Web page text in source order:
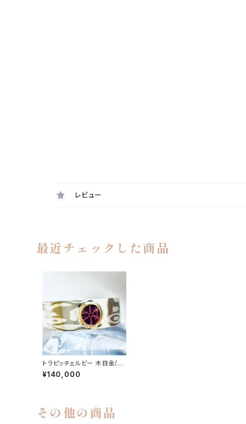
レビュー
最近チェックした商品
トラピッチェルビー 木目金/k1
8 石付きシルバーリング | 石
彩-木目金・高級シルバーリン
¥140,000
その他の商品